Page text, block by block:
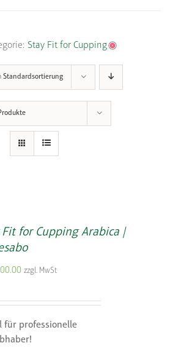
Stay Fit for Cupping
Standardsortierung
Fit for Cupping Arabica |
zzgl. MwSt
für professionelle